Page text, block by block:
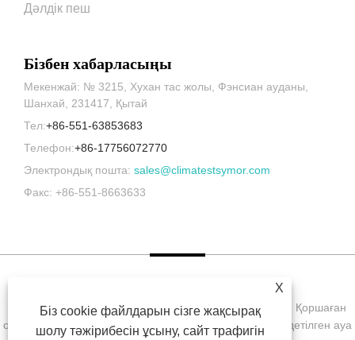
Дәлдік пеш
Бізбен хабарласыңы
Мекенжай: № 3215, Хухан тас жолы, Фэнсиан ауданы,
Шанхай, 231417, Қытай
Тел:+86-551-63853683
Телефон:+86-17756072770
Электрондық пошта: sales@climatestsymor.com
Факс: +86-551-8663633
Copyright © 2022 Symor Instrument Equipment Co., Ltd. Қоршаған
ортаны сынау камерасы, электронды құрғақ шкаф, тездетілген ауа
X
Біз cookie файлдарын сізге жақсырақ
шолу тәжірибесін ұсыну, сайт трафигін